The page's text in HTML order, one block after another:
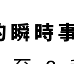
瞬時